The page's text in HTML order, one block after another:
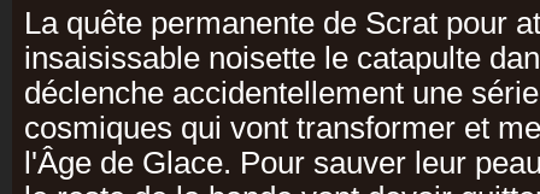
La quête permanente de Scrat pour
insaisissable noisette le catapulte
déclenche accidentellement une
cosmiques qui vont transformer et
l'Âge de Glace. Pour sauver leur